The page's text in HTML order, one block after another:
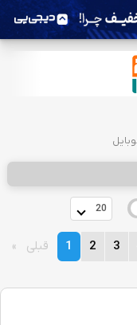
قبلی pageYou're
1 page
2 3